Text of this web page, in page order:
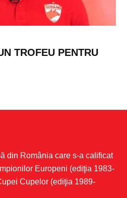
TROFEU PENTRU
din România care s-a calificat
Europeni (ediţia 1983-
Cupelor (ediţia 1989-